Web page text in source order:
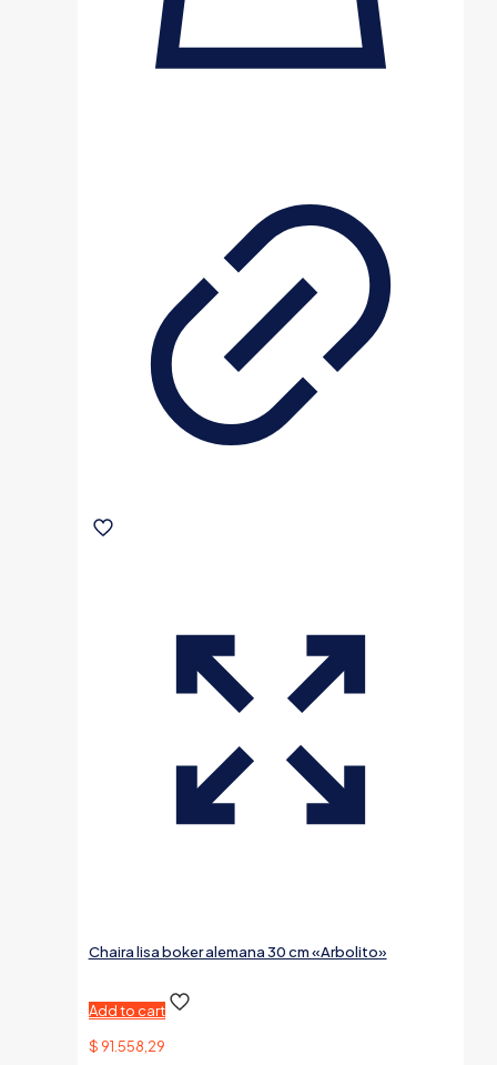
Chaira lisa boker alemana 30 cm «Arbolito»
Add to cart
$ 91.558,29